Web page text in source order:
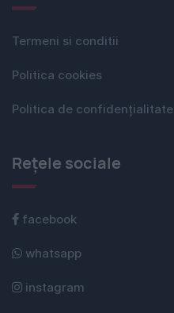
Termeni si conditii
Politica cookies
Politica de confidențialitate
Rețele sociale
facebook
whatsapp
instagram